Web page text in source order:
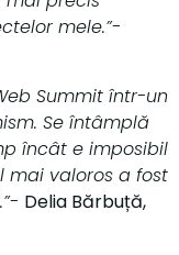
mele.”-
Summit într-un
Se întâmplă
încât e imposibil
mai valoros a fost
Delia Bărbuță,